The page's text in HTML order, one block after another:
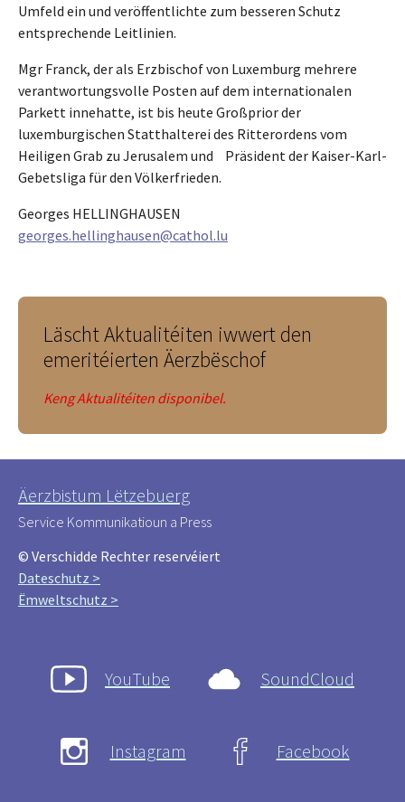
Umfeld ein und veröffentlichte zum besseren Schutz
entsprechende Leitlinien.
Mgr Franck, der als Erzbischof von Luxemburg mehrere
verantwortungsvolle Posten auf dem internationalen
Parkett innehatte, ist bis heute Großprior der
luxemburgischen Statthalterei des Ritterordens vom
Heiligen Grab zu Jerusalem und Präsident der Kaiser-Karl-
Gebetsliga für den Völkerfrieden.
Georges HELLINGHAUSEN
georges.hellinghausen@cathol.lu
Läscht Aktualitéiten iwwert den
emeritéierten Äerzbëschof
Keng Aktualitéiten disponibel.
Äerzbistum Lëtzebuerg
Service Kommunikatioun a Press
© Verschidde Rechter reservéiert
Dateschutz >
Ëmweltschutz >
YouTube SoundCloud
Instagram Facebook